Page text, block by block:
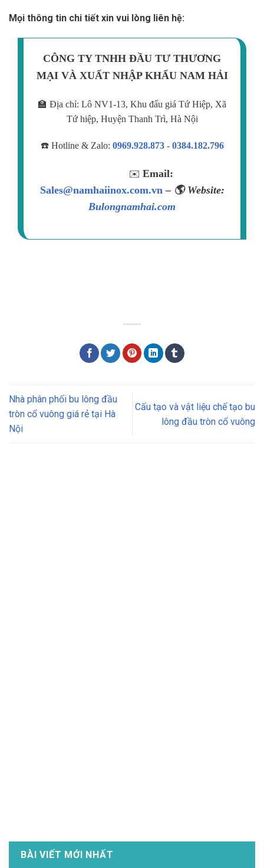
Mọi thông tin chi tiết xin vui lòng liên hệ:
CÔNG TY TNHH ĐẦU TƯ THƯƠNG
MẠI VÀ XUẤT NHẬP KHẨU NAM HẢI
🏫 Địa chỉ: Lô NV1-13, Khu đấu giá Tứ Hiệp, Xã
Tứ hiệp, Huyện Thanh Trì, Hà Nội
☎️ Hotline & Zalo: 0969.928.873 - 0384.182.796
✉️ Email:
Sales@namhaiinox.com.vn– 🌎 Website:
Bulongnamhai.com
Nhà phân phối bu lông đầu
tròn cổ vuông giá rẻ tại Hà
Nội
Cấu tạo và vật liệu chế tạo bu
lông đầu tròn cổ vuông
BÀI VIẾT MỚI NHẤT